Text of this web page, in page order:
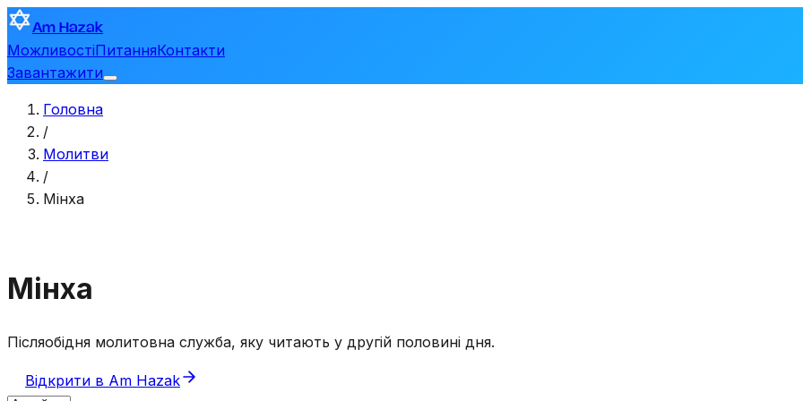
Am Hazak
МожливостіПитанняКонтакти
Завантажити
Головна
/
Молитви
/
Мінха
Мінха
Післяобідня молитовна служба, яку читають у другій половині дня.
Відкрити в Am Hazak